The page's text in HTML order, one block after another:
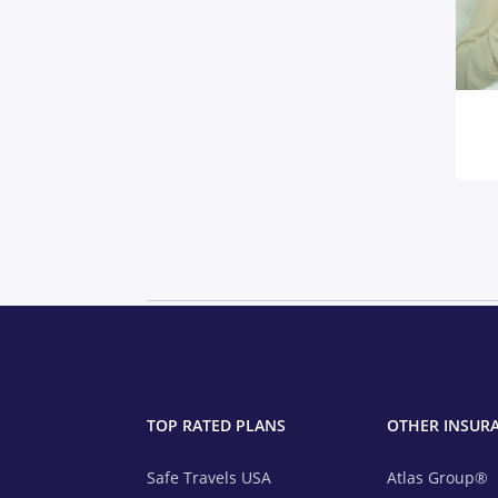
TOP RATED PLANS
Safe Travels USA
OTHER
Atlas Group®